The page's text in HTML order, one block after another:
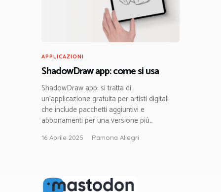
APPLICAZIONI
ShadowDraw app: come si usa
ShadowDraw app: si tratta di
un’applicazione gratuita per artisti digitali
che include pacchetti aggiuntivi e
abbonamenti per una versione più…
16 Aprile 2025 Ramona Allegri